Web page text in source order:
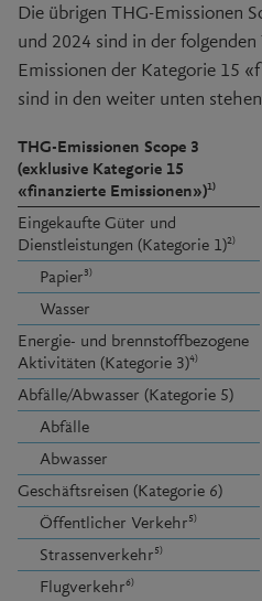
Die übrigen THG-Emissionen
und 2024 sind in der
Emissionen der Kategorie 15
sind in den weiter unten
THG-Emissionen Scope 3
(exklusive Kategorie 15
«finanzierte Emissionen»)1)
Eingekaufte Güter und
Dienstleistungen (Kategorie 1)2)
Papier3)
Wasser
Energie- und brennstoffbezogene
Aktivitäten (Kategorie 3)4)
Abfälle/Abwasser (Kategorie 5)
Abfälle
Abwasser
Geschäftsreisen (Kategorie 6)
Öffentlicher Verkehr5)
Strassenverkehr5)
Flugverkehr6)